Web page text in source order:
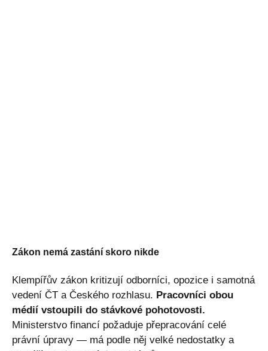
Zákon nemá zastání skoro nikde
Klempířův zákon kritizují odborníci, opozice i samotná
vedení ČT a Českého rozhlasu. Pracovníci obou
médií vstoupili do stávkové pohotovosti.
Ministerstvo financí požaduje přepracování celé
právní úpravy — má podle něj velké nedostatky a